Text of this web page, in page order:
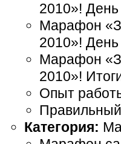
2010»! День
Марафон
2010»! День
Марафон
2010»!
Опыт
Категория: